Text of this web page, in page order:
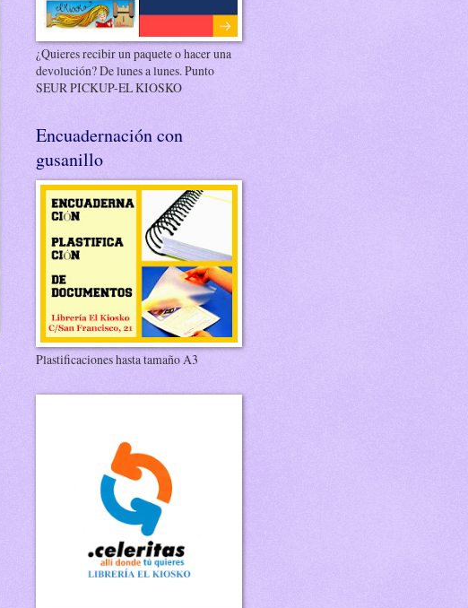
¿Quieres recibir un paquete o hacer una
devolución? De lunes a lunes. Punto
SEUR PICKUP-EL KIOSKO
Encuadernación con
gusanillo
Plastificaciones hasta tamaño A3